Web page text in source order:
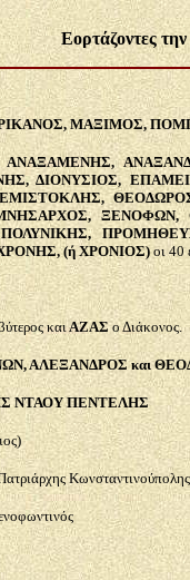
Εoρτάζοντες
ΜΑΞΙΜΟΣ,
ΑΝΑΞΑΜΕΝΗΣ,
ΔΙΟΝΥΣΙΟΣ,
ΠΟΛΥΝΙΚΗΣ,
(ή ΧΡΟΝΙΟΣ)οι 40
καιΑΖΑΣο Διάκονος.
ΑΛΕΞΑΝΔΡΟΣ και
ΝΤΑΟΥ ΠΕΝΤΕΛΗΣ
Κωνσταντινούπολης